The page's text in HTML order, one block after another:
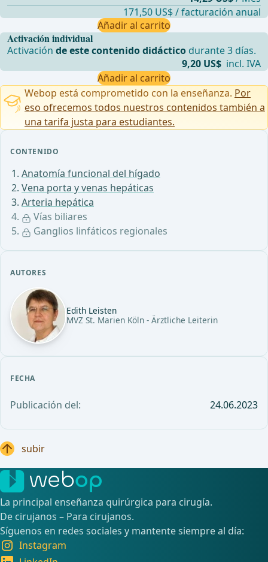
CONTENIDO
Anatomía funcional del hígado
Vena porta y venas hepáticas
Arteria hepática
Vías biliares
Ganglios linfáticos regionales
AUTORES
Edith Leisten
MVZ St. Marien Köln - Ärztliche Leiterin
FECHA
Publicación del: 24.06.2023
Activación individual
Activaciónde este contenido didáctico durante 3 días.
9,20 US$ incl. IVA
Añadir al carrito
171,50 US$ / facturación anual
Añadir al carrito
Webop está comprometido con la enseñanza. Por
eso ofrecemos todos nuestros contenidos también a
una tarifa justa para estudiantes.
subir
La principal enseñanza quirúrgica para cirugía.
De cirujanos – Para cirujanos.
Síguenos en redes sociales y mantente siempre al día:
Instagram